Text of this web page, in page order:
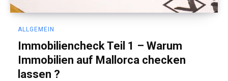
ALLGEMEIN
Immobiliencheck Teil 1 – Warum
Immobilien auf Mallorca checken
lassen ?